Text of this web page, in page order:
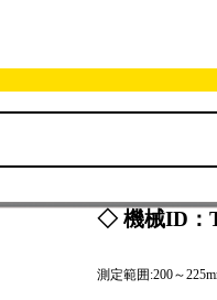
◇ 機械ID：
測定範囲:200～